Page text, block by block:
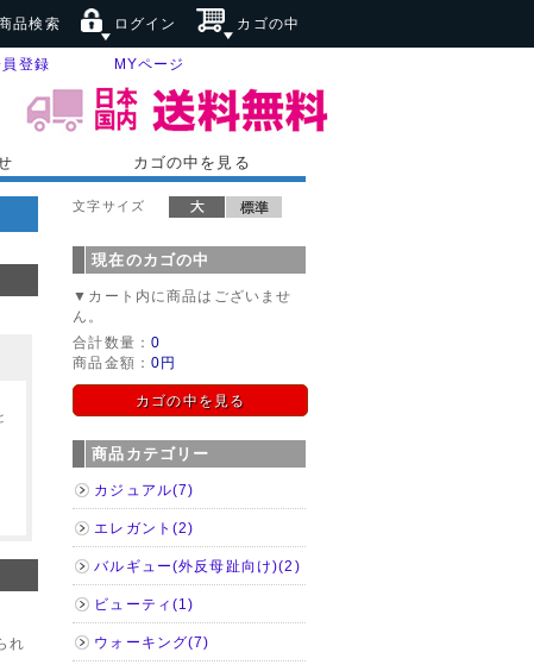
品検索 ログイン カゴの中
登録 MYページ
カゴの中を見る
れ
文字サイズ
現在のカゴの中
▼カート内に商品はございませ
ん。
合計数量：0
商品金額：0円
カゴの中を見る
商品カテゴリー
カジュアル(7)
エレガント(2)
バルギュー(外反母趾向け)(2)
ビューティ(1)
ウォーキング(7)